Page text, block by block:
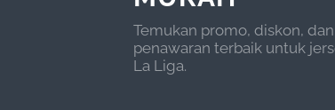
Temukan promo, diskon, dan
penawaran terbaik untuk
La Liga.